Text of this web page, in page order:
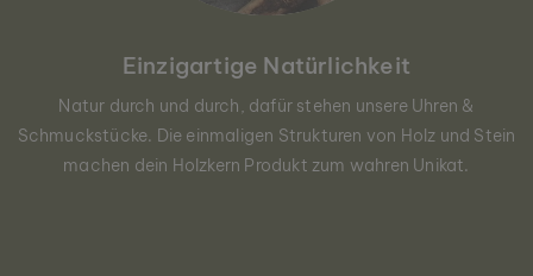
Einzigartige Natürlichkeit
Natur durch und durch, dafür stehen unsere Uhren &
Schmuckstücke. Die einmaligen Strukturen von Holz und Stein
machen dein Holzkern Produkt zum wahren Unikat.